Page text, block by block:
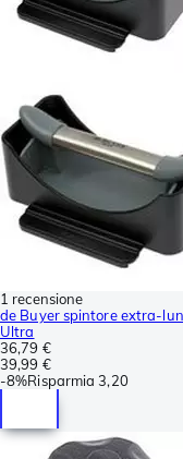
1 recensione
de Buyer spintore extra-
Ultra
36,79 €
39,99 €
-8%Risparmia 3,20